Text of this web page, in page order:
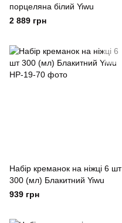
порцеляна білий Yiwu
2 889 грн
Набір креманок на ніжці 6 шт
300 (мл) Блакитний Yiwu
939 грн